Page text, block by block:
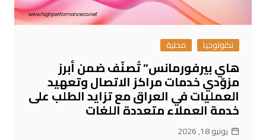
تكنولوجيا محلية
هاي بيرفورمانس” تُصنّف ضمن أبرز
مزوّدي خدمات مراكز الاتصال وتعهيد
العمليات في العراق مع تزايد الطلب على
خدمة العملاء متعددة اللغات
يونيو 18, 2026